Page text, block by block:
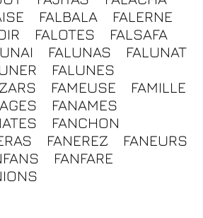
FALBALA
FALERNE
FALOTES
FALSAFA
FALUNAS
FALUNAT
FALUNES
FAMEUSE
FAMILLE
FANAMES
FANCHON
FANEREZ
FANEURS
FANFARE